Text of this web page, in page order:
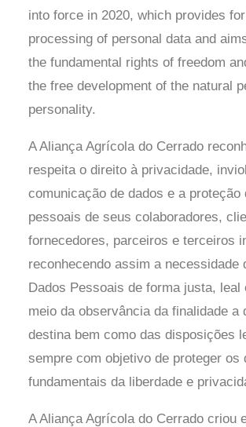
into force in 2020, which provides
processing of personal data and
the fundamental rights of freedom
the free development of the natural
personality.
A Aliança Agrícola do Cerrado
respeita o direito à privacidade,
comunicação de dados e a proteção
pessoais de seus colaboradores,
fornecedores, parceiros e terceiros
reconhecendo assim a necessidade
Dados Pessoais de forma justa, leal
meio da observância da finalidade a
destina bem como das disposições
sempre com objetivo de proteger os
fundamentais da liberdade e
A Aliança Agrícola do Cerrado criou